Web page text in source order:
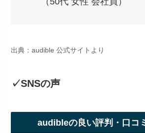
出典：audible 公式サイトより
✓SNSの声
audibleの良い評判・口コ